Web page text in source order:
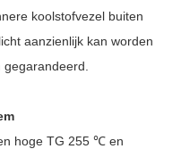
Finish:
Garantie:
koolstofvezel buiten
aanzienlijk kan worden
hoge TG 255 ℃ en